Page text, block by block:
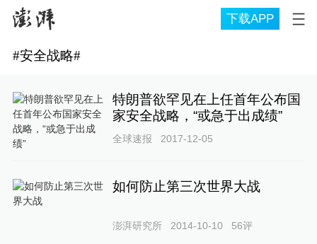
下载APP
#安全战略#
特朗普欲罕见在上任首年公布国
家安全战略，“或急于出成绩”
全球速报 2017-12-05
如何防止第三次世界大战
澎湃研究所 2014-10-10 56评